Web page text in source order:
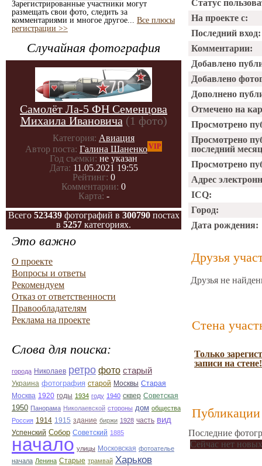
Зарегистрированные участники могут
размещать свои фото, следить за
комментариями и многое другое... Все плюсы
регистрации >>
Случайная фотография
Самолёт Ла-5 ФН Семенцова
Михаила Ивановича (1 фото)
Категория: Авиация
Автор поста: Галина ШаненкоVIP
Год съемки: не указан
Дата: 11.05.2021 19:55
Рейтинг: 0
Комментарии: 0
Карта: -
Всего 523439фотографий в 300790постах
в 5257 категориях.
Это важно
О проекте
Вопросы и ответы
Рекомендуем
Отказ от ответственности
Правообладателям
Реклама на проекте
Слова для поиска:
города Николаев ретро фото старый
Украина фотография старой Москвы Старая
Москва 1920 годы 1934 году 1940 сквер Советская
1950 Панорама Николаевской стороны дом общества
Россия 1914 1915 здание биржи 1928 часть вид
Успенский Собор Советский 1885
начало улицы Московская фотоателье
начала Ленина Старые трамвай Харьков
Статус
На проекте с:
Последний вход:
Комментарии:
Добавлено
Добавлено
Дополнено
Отмечено на
Просмотрено
Просмотрено
последний
Просмотрено
Адрес
ICQ:
Город:
Дата рождения:
Друзья
Друзья не
Стена
Только
записи на стене!
Публикации
Последние
Сейчас нет